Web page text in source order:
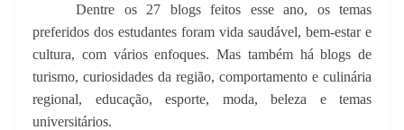
Dentre os 27 blogs feitos esse ano, os temas
preferidos dos estudantes foram vida saudável, bem-estar e
cultura, com vários enfoques. Mas também há blogs de
turismo, curiosidades da região, comportamento e culinária
regional, educação, esporte, moda, beleza e temas
universitários.